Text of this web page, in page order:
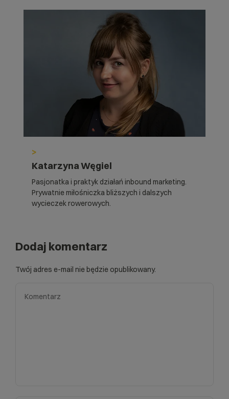
>
Katarzyna Węgiel
Pasjonatka i praktyk działań inbound marketing.
Prywatnie miłośniczka bliższych i dalszych
wycieczek rowerowych.
Dodaj komentarz
Twój adres e-mail nie będzie opublikowany.